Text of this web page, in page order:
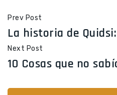
Prev Post
Next Post